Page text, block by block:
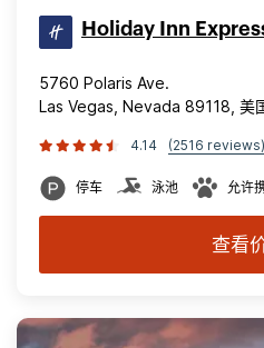
Holiday Inn
5760 Polaris Ave.
Las Vegas, Nevada 89118, 美
4.14 (2516 reviews)
停车 泳池 允许
查看